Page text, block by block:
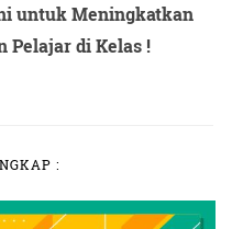
untuk Meningkatkan
Pelajar di Kelas !
: